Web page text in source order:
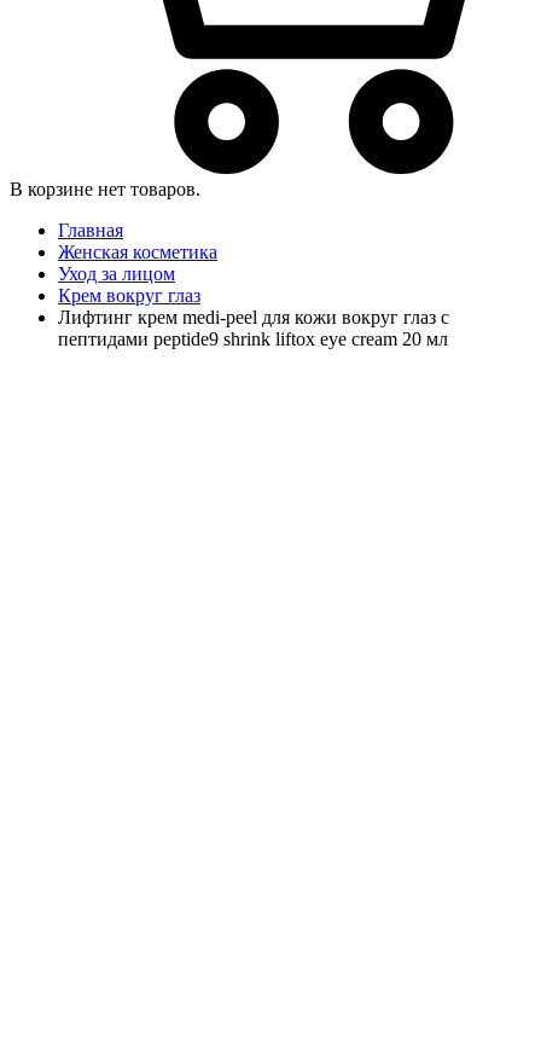
В корзине нет товаров.
Главная
Женская косметика
Уход за лицом
Крем вокруг глаз
Лифтинг крем medi-peel для кожи вокруг глаз с
пептидами peptide9 shrink liftox eye cream 20 мл